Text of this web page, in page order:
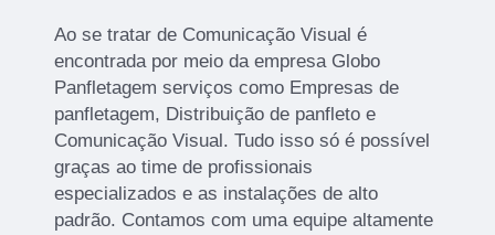
Ao se tratar de Comunicação Visual é
encontrada por meio da empresa Globo
Panfletagem serviços como Empresas de
panfletagem, Distribuição de panfleto e
Comunicação Visual. Tudo isso só é possível
graças ao time de profissionais
especializados e as instalações de alto
padrão. Contamos com uma equipe altamente